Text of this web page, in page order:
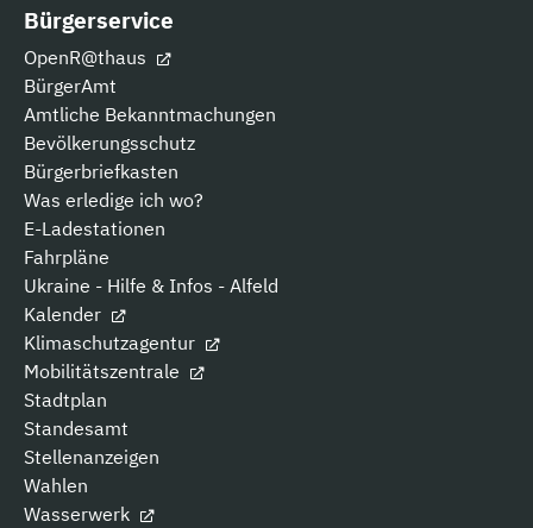
Bürgerservice
OpenR@thaus
BürgerAmt
Amtliche Bekanntmachungen
Bevölkerungsschutz
Bürgerbriefkasten
Was erledige ich wo?
E-Ladestationen
Fahrpläne
Ukraine - Hilfe & Infos - Alfeld
Kalender
Klimaschutzagentur
Mobilitätszentrale
Stadtplan
Standesamt
Stellenanzeigen
Wahlen
Wasserwerk